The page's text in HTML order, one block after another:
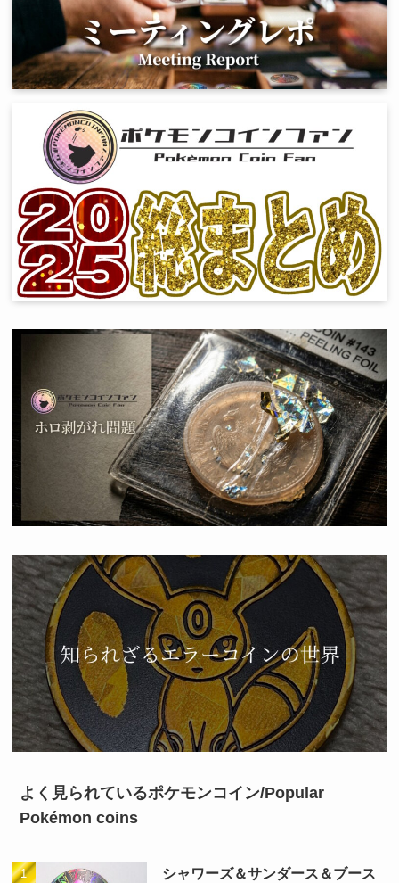
よく見られているポケモンコイン/Popular
Pokémon coins
シャワーズ＆サンダース＆ブース